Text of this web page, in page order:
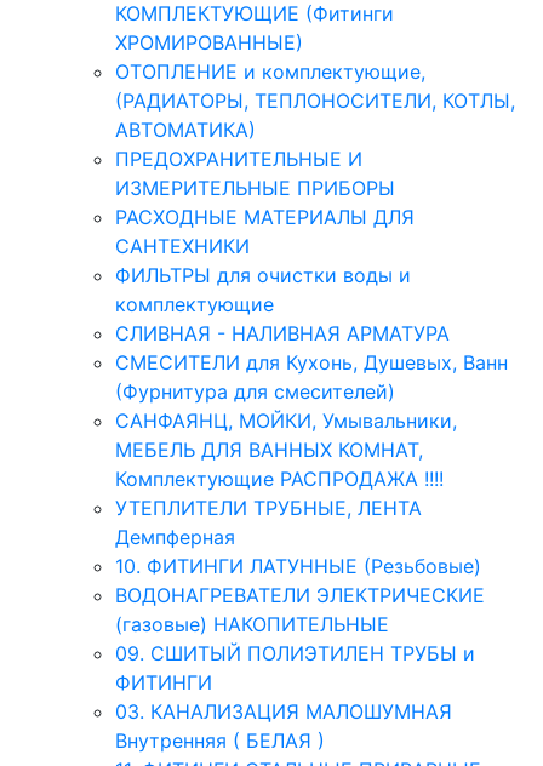
КОМПЛЕКТУЮЩИЕ (Фитинги
ХРОМИРОВАННЫЕ)
ОТОПЛЕНИЕ и комплектующие,
(РАДИАТОРЫ, ТЕПЛОНОСИТЕЛИ, КОТЛЫ,
АВТОМАТИКА)
ПРЕДОХРАНИТЕЛЬНЫЕ И
ИЗМЕРИТЕЛЬНЫЕ ПРИБОРЫ
РАСХОДНЫЕ МАТЕРИАЛЫ ДЛЯ
САНТЕХНИКИ
ФИЛЬТРЫ для очистки воды и
комплектующие
СЛИВНАЯ - НАЛИВНАЯ АРМАТУРА
СМЕСИТЕЛИ для Кухонь, Душевых, Ванн
(Фурнитура для смесителей)
САНФАЯНЦ, МОЙКИ, Умывальники,
МЕБЕЛЬ ДЛЯ ВАННЫХ КОМНАТ,
Комплектующие РАСПРОДАЖА !!!!
УТЕПЛИТЕЛИ ТРУБНЫЕ, ЛЕНТА
Демпферная
10. ФИТИНГИ ЛАТУННЫЕ (Резьбовые)
ВОДОНАГРЕВАТЕЛИ ЭЛЕКТРИЧЕСКИЕ
(газовые) НАКОПИТЕЛЬНЫЕ
09. СШИТЫЙ ПОЛИЭТИЛЕН ТРУБЫ и
ФИТИНГИ
03. КАНАЛИЗАЦИЯ МАЛОШУМНАЯ
Внутренняя ( БЕЛАЯ )